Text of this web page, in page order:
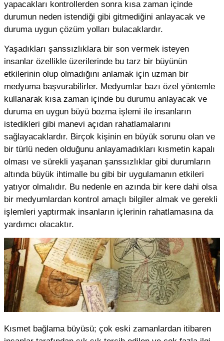
yapacakları kontrollerden sonra kısa zaman içinde
durumun neden istendiği gibi gitmediğini anlayacak ve
duruma uygun çözüm yolları bulacaklardır.
Yaşadıkları şanssızlıklara bir son vermek isteyen
insanlar özellikle üzerilerinde bu tarz bir büyünün
etkilerinin olup olmadığını anlamak için uzman bir
medyuma başvurabilirler. Medyumlar bazı özel yöntemle
kullanarak kısa zaman içinde bu durumu anlayacak ve
duruma en uygun büyü bozma işlemi ile insanların
istedikleri gibi manevi açıdan rahatlamalarını
sağlayacaklardır. Birçok kişinin en büyük sorunu olan ve
bir türlü neden olduğunu anlayamadıkları kısmetin kapalı
olması ve sürekli yaşanan şanssızlıklar gibi durumların
altında büyük ihtimalle bu gibi bir uygulamanın etkileri
yatıyor olmalıdır. Bu nedenle en azında bir kere dahi olsa
bir medyumlardan kontrol amaçlı bilgiler almak ve gerekli
işlemleri yaptırmak insanların içlerinin rahatlamasına da
yardımcı olacaktır.
Kısmet bağlama büyüsü; çok eski zamanlardan itibaren